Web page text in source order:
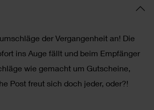
der Vergangenheit an! Die
ins Auge fällt und beim Empfänger
wie gemacht um Gutscheine,
Post freut sich doch jeder, oder?!